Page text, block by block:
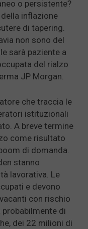
o persistente?
inflazione
di tapering.
non sono del
sarà paziente a
del rialzo
JP Morgan.
che traccia le
istituzionali
A breve termine
come risultato
di domanda.
stanno
lavorativa. Le
e devono
con rischio
probabilmente di
dei 22 milioni di